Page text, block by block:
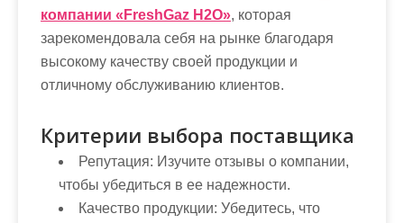
компании «FreshGaz H2O», которая
зарекомендовала себя на рынке благодаря
высокому качеству своей продукции и
отличному обслуживанию клиентов.
Критерии выбора поставщика
Репутация: Изучите отзывы о компании,
чтобы убедиться в ее надежности.
Качество продукции: Убедитесь, что